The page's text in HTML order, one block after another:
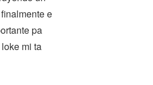
e
pa
mi ta